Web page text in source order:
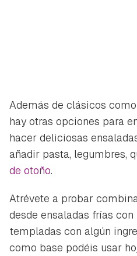
Además de clásicos
hay otras opciones para
hacer deliciosas
añadir pasta, legumbres,
de otoño.
Atrévete a probar
desde ensaladas frías
templadas con algún
como base podéis usar